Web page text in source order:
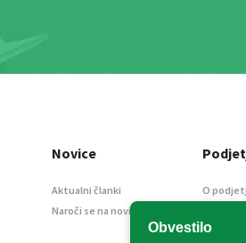
Obvestilo
Novice
Aktualni članki
Naroči se na novice
O